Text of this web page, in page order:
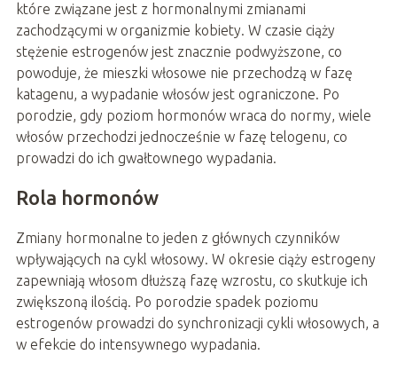
które związane jest z hormonalnymi zmianami
zachodzącymi w organizmie kobiety. W czasie ciąży
stężenie estrogenów jest znacznie podwyższone, co
powoduje, że mieszki włosowe nie przechodzą w fazę
katagenu, a wypadanie włosów jest ograniczone. Po
porodzie, gdy poziom hormonów wraca do normy, wiele
włosów przechodzi jednocześnie w fazę telogenu, co
prowadzi do ich gwałtownego wypadania.
Rola hormonów
Zmiany hormonalne to jeden z głównych czynników
wpływających na cykl włosowy. W okresie ciąży estrogeny
zapewniają włosom dłuższą fazę wzrostu, co skutkuje ich
zwiększoną ilością. Po porodzie spadek poziomu
estrogenów prowadzi do synchronizacji cykli włosowych, a
w efekcie do intensywnego wypadania.